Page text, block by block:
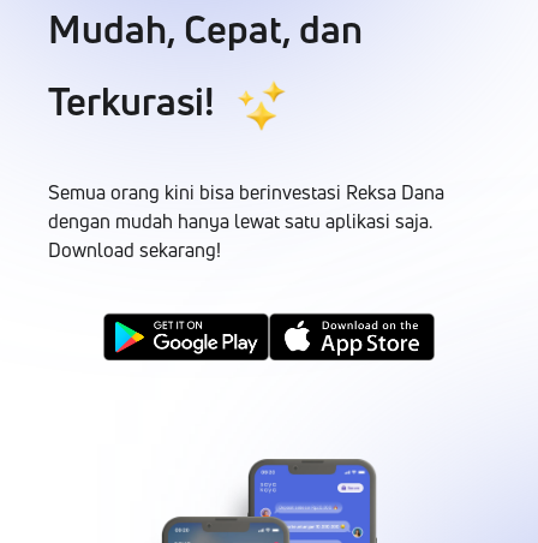
Mudah, Cepat, dan
Terkurasi!
Semua orang kini bisa berinvestasi Reksa Dana
dengan mudah hanya lewat satu aplikasi saja.
Download sekarang!